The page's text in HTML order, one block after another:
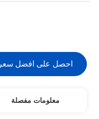
احصل على افضل سعر
معلومات مفصلة